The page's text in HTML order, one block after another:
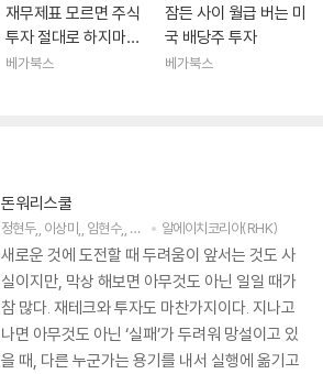
재무제표 모르면 주식
투자 절대로 하지마라
+ 잠든 사이 월급 버는
베가북스
잠든 사이 월급 버는 미
국 배당주 투자
베가북스
돈워리스쿨
정현두, 이상미 임현수, 하현종저
알에이치코리아(RHK)
새로운 것에 도전할 때 두려움이 앞서는 것도 사
실이지만, 막상 해보면 아무것도 아닌 일일 때가
참 많다. 재테크와 투자도 마찬가지이다. 지나고
나면 아무것도 아닌 ‘실패’가 두려워 망설이고 있
을 때, 다른 누군가는 용기를 내서 실행에 옮기고